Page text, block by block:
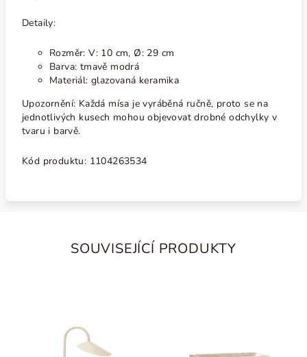
Detaily:
Rozměr: V: 10 cm, Ø: 29 cm
Barva: tmavě modrá
Materiál: glazovaná keramika
Upozornění: Každá mísa je vyráběná ručně, proto se na
jednotlivých kusech mohou objevovat drobné odchylky v
tvaru i barvě.
Kód produktu: 1104263534
SOUVISEJÍCÍ PRODUKTY